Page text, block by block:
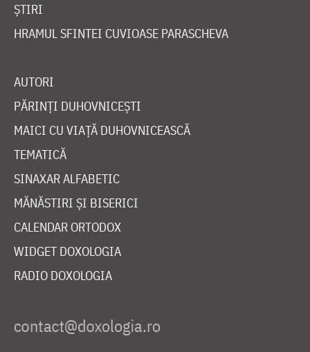
ȘTIRI
HRAMUL SFINTEI CUVIOASE PARASCHEVA
AUTORI
PĂRINȚI DUHOVNICEȘTI
MAICI CU VIAȚĂ DUHOVNICEASCĂ
TEMATICĂ
SINAXAR ALFABETIC
MĂNĂSTIRI ȘI BISERICI
CALENDAR ORTODOX
WIDGET DOXOLOGIA
RADIO DOXOLOGIA